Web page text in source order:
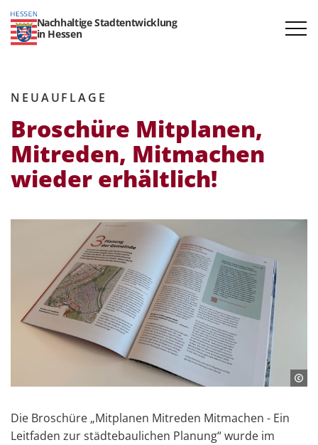
Nachhaltige Stadtentwicklung
in Hessen
NEUAUFLAGE
Broschüre Mitplanen,
Mitreden, Mitmachen
wieder erhältlich!
Die Broschüre „Mitplanen Mitreden Mitmachen - Ein
Leitfaden zur städtebaulichen Planung“ wurde im